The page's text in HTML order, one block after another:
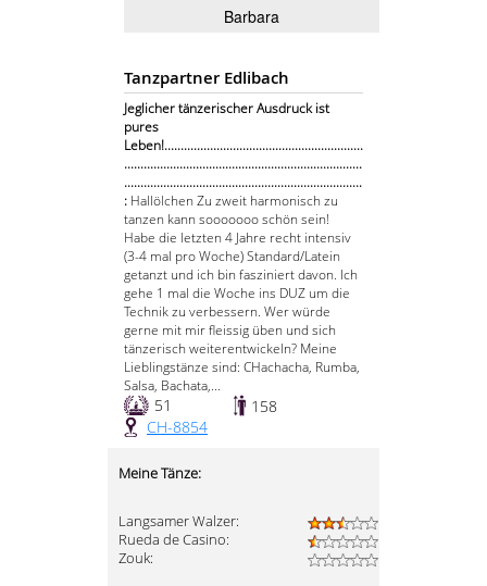
Barbara
Tanzpartner Edlibach
Jeglicher tänzerischer Ausdruck ist
pures
Leben!.............................................................
.........................................................................
.........................................................................
: Hallölchen Zu zweit harmonisch zu
tanzen kann sooooooo schön sein!
Habe die letzten 4 Jahre recht intensiv
(3-4 mal pro Woche) Standard/Latein
getanzt und ich bin fasziniert davon. Ich
gehe 1 mal die Woche ins DUZ um die
Technik zu verbessern. Wer würde
gerne mit mir fleissig üben und sich
tänzerisch weiterentwickeln? Meine
Lieblingstänze sind: CHachacha, Rumba,
Salsa, Bachata,...
51
158
CH-8854
Meine Tänze:
Langsamer Walzer:
Rueda de Casino:
Zouk: